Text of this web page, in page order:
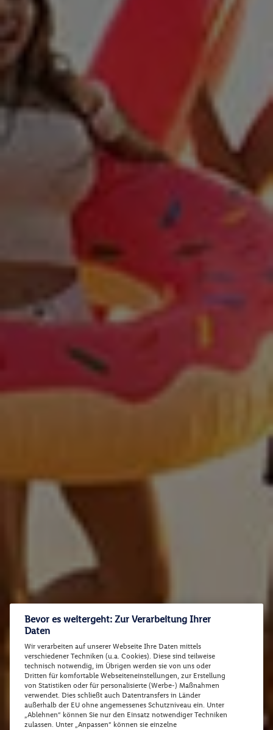
Bevor es weitergeht: Zur Verarbeitung Ihrer
Daten
Wir verarbeiten auf unserer Webseite Ihre Daten mittels
verschiedener Techniken (u.a. Cookies). Diese sind teilweise
technisch notwendig, im Übrigen werden sie von uns oder
Dritten für komfortable Webseiteneinstellungen, zur Erstellung
von Statistiken oder für personalisierte (Werbe-) Maßnahmen
verwendet. Dies schließt auch Datentransfers in Länder
außerhalb der EU ohne angemessenes Schutzniveau ein. Unter
„Ablehnen“ können Sie nur den Einsatz notwendiger Techniken
zulassen. Unter „Anpassen“ können sie einzelne